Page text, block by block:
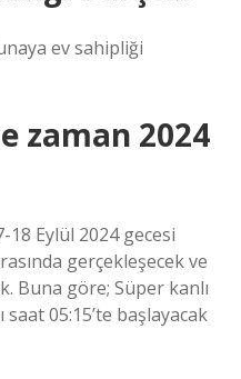
ev sahipliği
zaman 2024
18 Eylül 2024 gecesi
gerçekleşecek ve
Buna göre; Süper kanlı
05:15’te başlayacak